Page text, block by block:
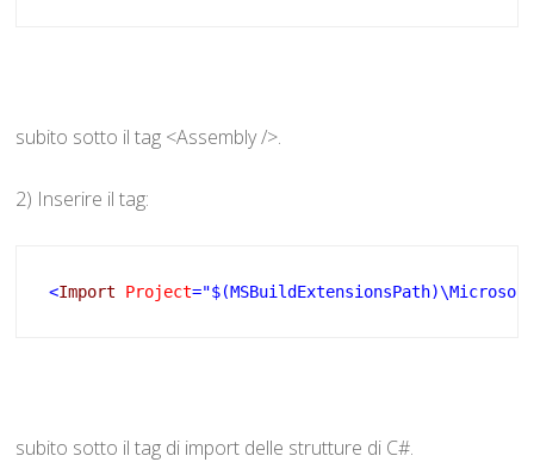
subito sotto il tag <Assembly />.
2) Inserire il tag:
<Import Project
subito sotto il tag di import delle strutture di C#.